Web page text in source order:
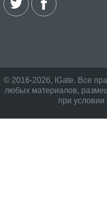
© 2016-2026, IGate. Все
любых материалов,
при условии